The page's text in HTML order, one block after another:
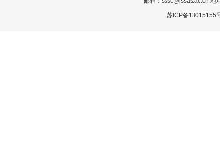
苏ICP备13015155